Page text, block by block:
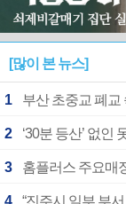
[많이 본 뉴스]
1 부산 초중교 폐
2 ‘30분 등산’ 없
3 홈플러스 주요매